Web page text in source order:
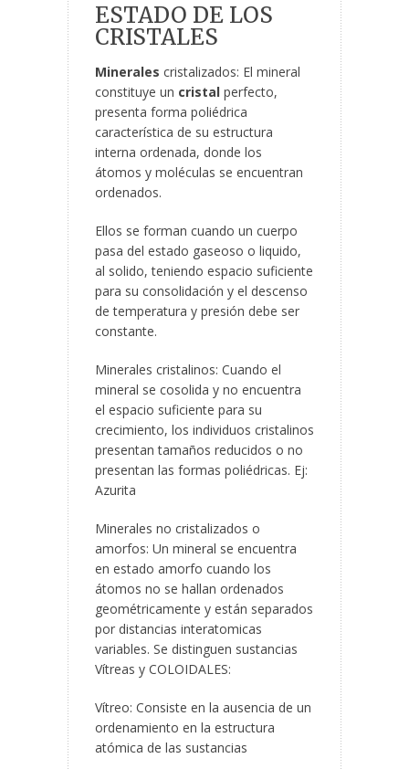
ESTADO DE LOS
CRISTALES
Minerales cristalizados: El mineral
constituye un cristal perfecto,
presenta forma poliédrica
característica de su estructura
interna ordenada, donde los
átomos y moléculas se encuentran
ordenados.
Ellos se forman cuando un cuerpo
pasa del estado gaseoso o liquido,
al solido, teniendo espacio suficiente
para su consolidación y el descenso
de temperatura y presión debe ser
constante.
Minerales cristalinos: Cuando el
mineral se cosolida y no encuentra
el espacio suficiente para su
crecimiento, los individuos cristalinos
presentan tamaños reducidos o no
presentan las formas poliédricas. Ej:
Azurita
Minerales no cristalizados o
amorfos: Un mineral se encuentra
en estado amorfo cuando los
átomos no se hallan ordenados
geométricamente y están separados
por distancias interatomicas
variables. Se distinguen sustancias
Vítreas y COLOIDALES:
Vítreo: Consiste en la ausencia de un
ordenamiento en la estructura
atómica de las sustancias